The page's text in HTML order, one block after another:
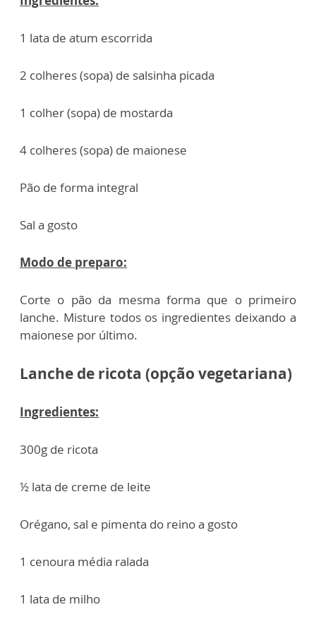
1 lata de atum escorrida
2 colheres (sopa) de salsinha picada
1 colher (sopa) de mostarda
4 colheres (sopa) de maionese
Pão de forma integral
Sal a gosto
Modo de preparo:
Corte o pão da mesma forma que o primeiro
lanche. Misture todos os ingredientes deixando a
maionese por último.
Lanche de ricota (opção vegetariana)
Ingredientes:
300g de ricota
½ lata de creme de leite
Orégano, sal e pimenta do reino a gosto
1 cenoura média ralada
1 lata de milho